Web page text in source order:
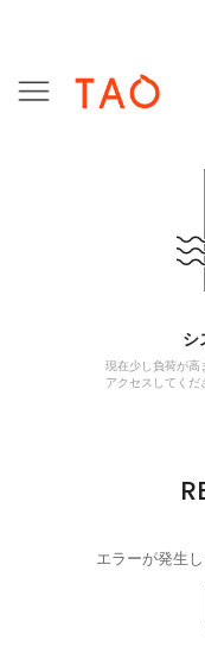
シ
現在少し負荷が高
アクセスしてくだ
エラーが発生